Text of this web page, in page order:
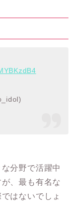
分野で活躍中
、最も有名な
はないでしょ